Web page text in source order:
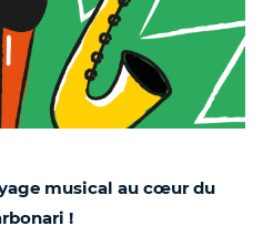
musical au cœur du
!